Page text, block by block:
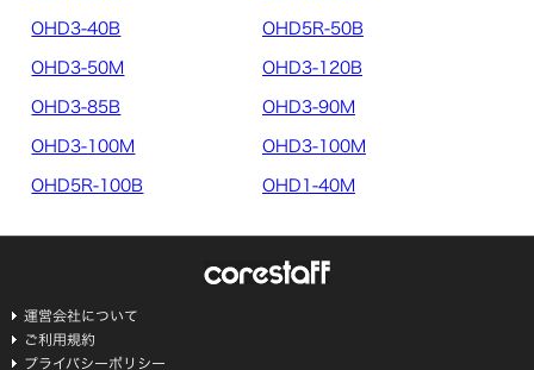
OHD3-40B OHD5R-50B
OHD3-50M OHD3-120B
OHD3-85B OHD3-90M
OHD3-100M OHD3-100M
OHD5R-100B OHD1-40M
運営会社について
ご利用規約
プライバシーポリシー